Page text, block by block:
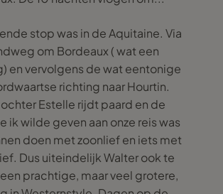
stop was in de Aquitaine. Via
om Bordeaux ( wat een
en vervolgens de wat eentonige
richting naar Hourtin.
Estelle rijdt paard en de
ik wilde geven aan onze reis was
doen met zoonlief en iets met
Dus uiteindelijk Walter ook te
prachtige, maar veel grotere,